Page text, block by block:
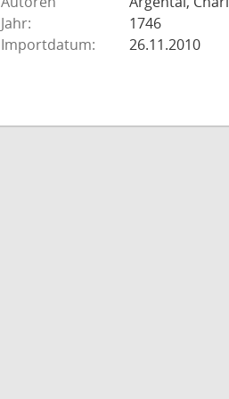
Jahr:
1746
Importdatum:
26.11.2010